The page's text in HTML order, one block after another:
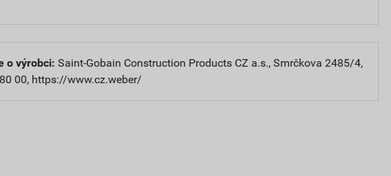
o výrobci: Saint-Gobain Construction Products CZ a.s., Smrčkova 2485/4,
00, https://www.cz.weber/